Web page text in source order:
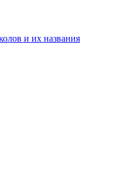
и их названия